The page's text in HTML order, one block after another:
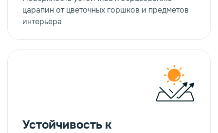
царапин от цветочных горшков и предметов
интерьера
Устойчивость к